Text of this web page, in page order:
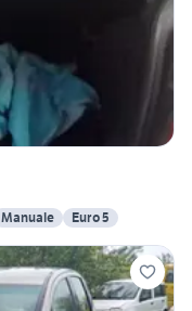
Manuale Euro 5